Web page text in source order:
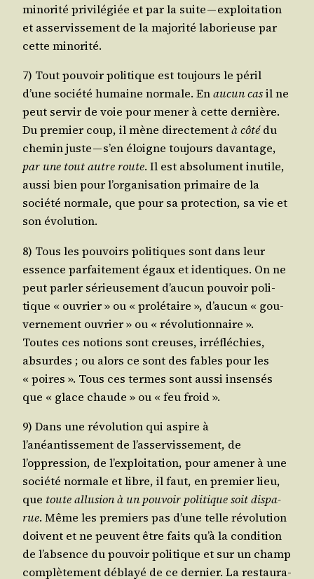
mino­ri­té pri­vi­lé­giée et par la suite — exploi­ta­tion
et asser­vis­se­ment de la majo­ri­té labo­rieuse par
cette minorité.
7) Tout pou­voir poli­tique est tou­jours le péril
d’une socié­té humaine nor­male. Enaucun casil ne
peut ser­vir de voie pour mener à cette der­nière.
Du pre­mier coup, il mène direc­te­mentà côtédu
che­min juste — s’en éloigne tou­jours davan­tage,
par une tout autre route. Il est abso­lu­ment inutile,
aus­si bien pour l’organisation pri­maire de la
socié­té nor­male, que pour sa pro­tec­tion, sa vie et
son évolution.
8) Tous les pou­voirs poli­tiques sont dans leur
essence par­fai­te­ment égaux et iden­tiques. On ne
peut par­ler sérieu­se­ment d’aucun pou­voir poli­
tique « ouvrier » ou « pro­lé­taire », d’aucun « gou­
ver­ne­ment ouvrier » ou « révo­lu­tion­naire ».
Toutes ces notions sont creuses, irré­flé­chies,
absurdes ; ou alors ce sont des fables pour les
« poires ». Tous ces termes sont aus­si insen­sés
que « glace chaude » ou « feu froid ».
9) Dans une révo­lu­tion qui aspire à
l’anéantissement de l’asservissement, de
l’oppression, de l’exploitation, pour ame­ner à une
socié­té nor­male et libre, il faut, en pre­mier lieu,
que toute allu­sion à un pou­voir poli­tique soit dis­pa­
rue. Même les pre­miers pas d’une telle révo­lu­tion
doivent et ne peuvent être faits qu’à la condi­tion
de l’absence du pou­voir poli­tique et sur un champ
com­plè­te­ment déblayé de ce der­nier. La res­tau­ra­